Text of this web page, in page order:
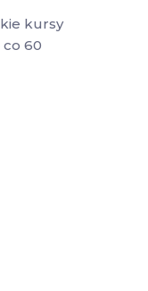
kursy
60